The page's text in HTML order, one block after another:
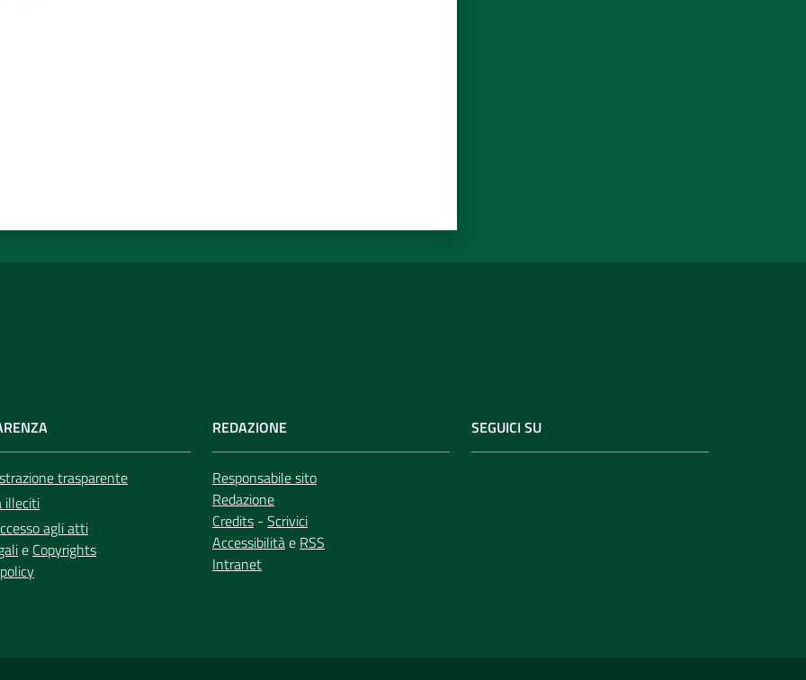
trasparente
illeciti
agli atti
e Copyrights
REDAZIONE
Responsabile sito
Redazione
Credits - Scrivici
Accessibilitàe RSS
Intranet
SEGUICI SU